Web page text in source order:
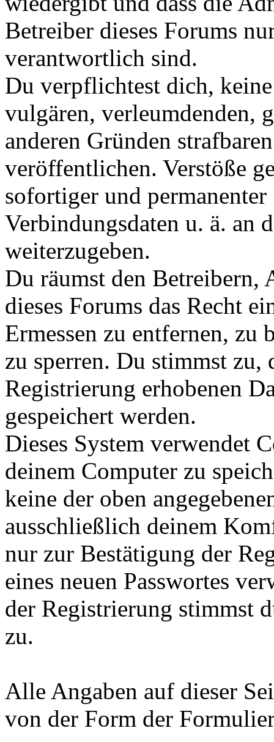
Betreiber dieses Forums
verantwortlich sind.
Du verpflichtest dich,
vulgären, verleumdenden,
anderen Gründen
veröffentlichen. Verstöße
sofortiger und
Verbindungsdaten u. ä. an
weiterzugeben.
Du räumst den Betreibern,
dieses Forums das Recht
Ermessen zu entfernen, zu
zu sperren. Du stimmst zu,
Registrierung erhobenen
gespeichert werden.
Dieses System verwendet
deinem Computer zu
keine der oben
ausschließlich deinem
nur zur Bestätigung der
eines neuen Passwortes
der Registrierung stimmst
zu.
Alle Angaben auf dieser
von der Form der